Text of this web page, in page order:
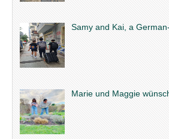
Samy and Kai, a
Marie und Maggie